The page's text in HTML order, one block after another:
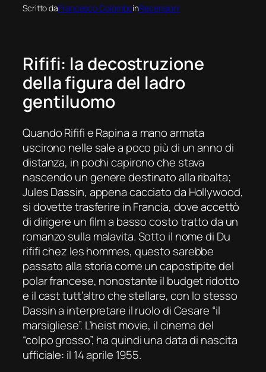
Scritto daFrancesco ColomboinRecensioni
Rififi: la decostruzione
della figura del ladro
gentiluomo
QuandoRififieRapina a mano armata
uscirono nelle sale a poco più di un anno di
distanza, in pochi capirono che stava
nascendo un genere destinato alla ribalta;
Jules Dassin, appena cacciato da Hollywood,
si dovette trasferire in Francia, dove accettò
di dirigere un film a basso costo tratto da un
romanzo sulla malavita. Sotto il nome di Du
rififi chez les hommes, questo sarebbe
passato alla storia come un capostipite del
polarfrancese, nonostante il budget ridotto
e il cast tutt’altro che stellare, con lo stesso
Dassin a interpretare il ruolo di Cesare “il
marsigliese”. L’heist movie, il cinema del
“colpo grosso”, ha quindi una data di nascita
ufficiale: il 14 aprile 1955.